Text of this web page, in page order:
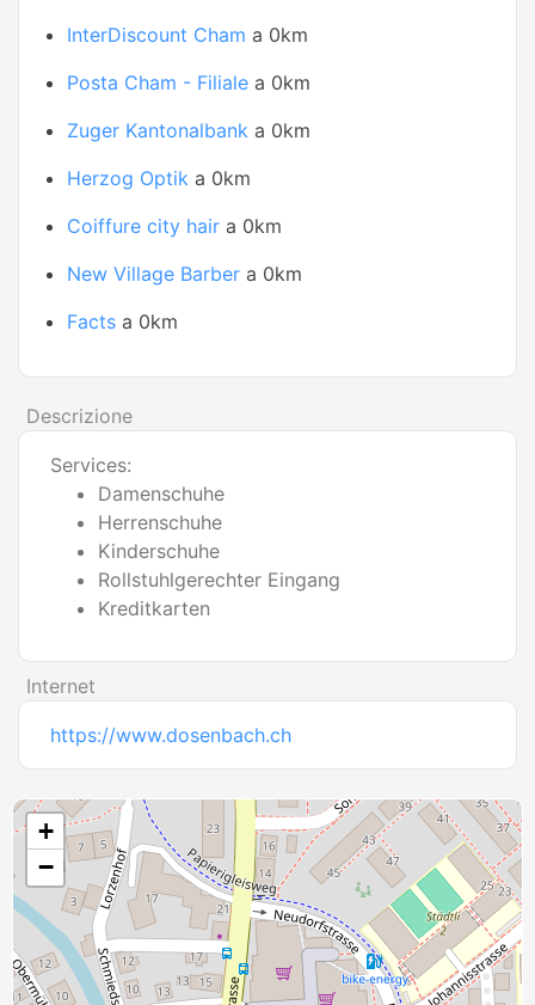
InterDiscount Cham a 0km
Posta Cham - Filiale a 0km
Zuger Kantonalbank a 0km
Herzog Optik a 0km
Coiffure city hair a 0km
New Village Barber a 0km
Facts a 0km
Descrizione
Services:
Damenschuhe
Herrenschuhe
Kinderschuhe
Rollstuhlgerechter Eingang
Kreditkarten
Internet
https://www.dosenbach.ch
+
−